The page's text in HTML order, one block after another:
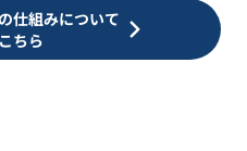
仕組みについて
ちら